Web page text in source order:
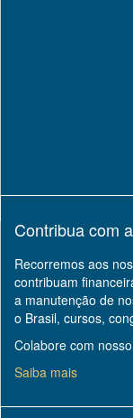
Contribua com
Recorremos aos
contribuam
a manutenção de
o Brasil, cursos,
Colabore com
Saiba mais